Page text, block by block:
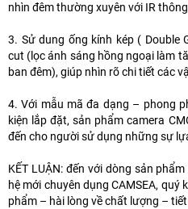
nhìn đêm thường xuyên với IR
3. Sử dung ống kính kép ( Double
cut (lọc ánh sáng hồng ngoại làm
ban đêm), giúp nhìn rõ chi tiết các
4. Với mẫu mã đa dạng – phong
kiện lắp đặt, sản phẩm camera
đến cho người sử dụng những sự
KẾT LUẬN: đến với dòng sản
hệ mới chuyên dụng CAMSEA, quý
phẩm – hài lòng về chất lượng – tiết